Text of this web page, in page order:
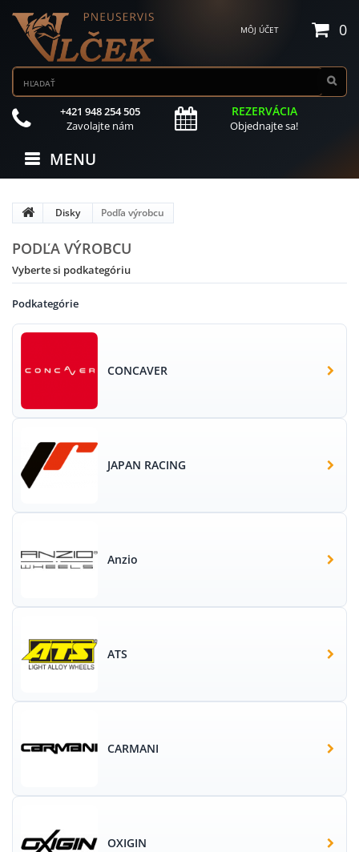
0
MÔJ ÚČET
+421 948 254 505
Zavolajte nám
REZERVÁCIA
Objednajte sa!
MENU
Disky Podľa výrobcu
PODĽA VÝROBCU
Vyberte si podkategóriu
Podkategórie
CONCAVER
JAPAN RACING
Anzio
ATS
CARMANI
OXIGIN